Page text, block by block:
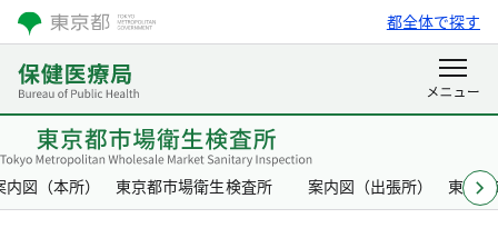
都全体で探す
内図（本所） 東京都市場衛生検査所 案内図（出張所） 東京都